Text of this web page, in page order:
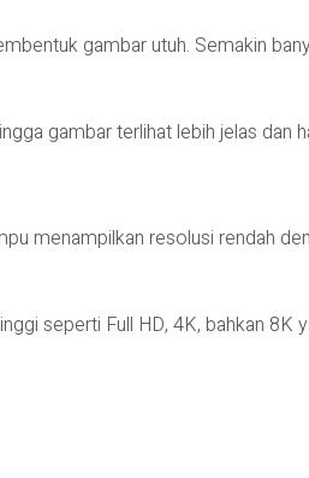
gambar utuh. Semakin
gambar terlihat lebih jelas dan
menampilkan resolusi rendah
seperti Full HD, 4K, bahkan 8K